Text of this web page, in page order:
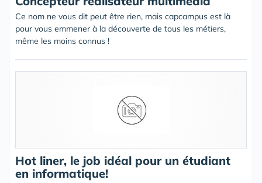
Ce nom ne vous dit peut être rien, mais capcampus est là
pour vous emmener à la découverte de tous les métiers,
même les moins connus !
Hot liner, le job idéal pour un étudiant
en informatique!